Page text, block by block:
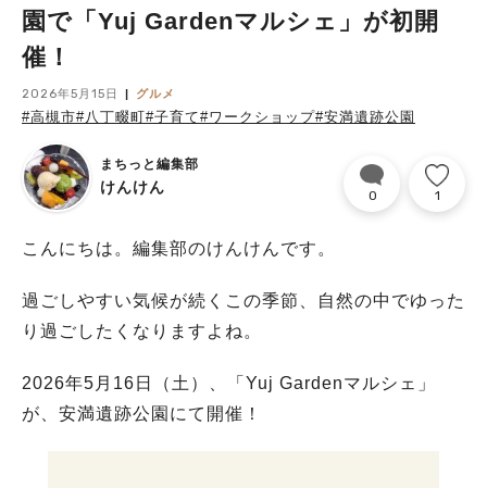
園で「Yuj Gardenマルシェ」が初開
催！
2026年5月15日 グルメ
#高槻市#八丁畷町#子育て#ワークショップ#安満遺跡公園
まちっと編集部
けんけん 0 1
こんにちは。編集部のけんけんです。
過ごしやすい気候が続くこの季節、自然の中でゆった
り過ごしたくなりますよね。
2026年5月16日（土）、「Yuj Gardenマルシェ」
が、安満遺跡公園にて開催！